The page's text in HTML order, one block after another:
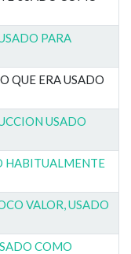
PARA
QUE ERA USADO
USADO
HABITUALMENTE
VALOR, USADO
COMO